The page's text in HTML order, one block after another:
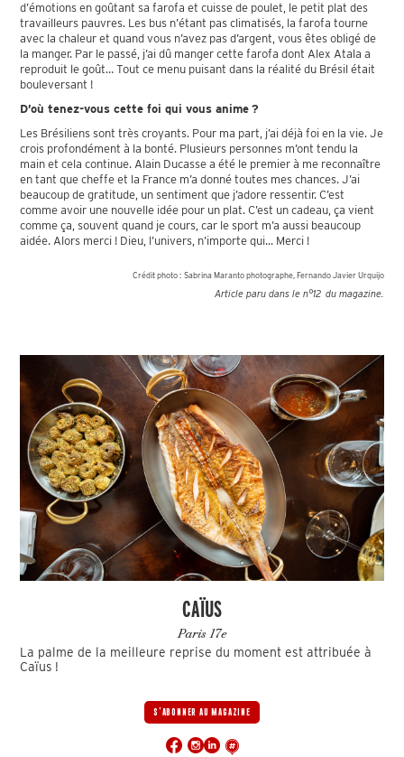
d’émotions en goûtant sa farofa et cuisse de poulet, le petit plat des
travailleurs pauvres. Les bus n’étant pas climatisés, la farofa tourne
avec la chaleur et quand vous n’avez pas d’argent, vous êtes obligé de
la manger. Par le passé, j’ai dû manger cette farofa dont Alex Atala a
reproduit le goût… Tout ce menu puisant dans la réalité du Brésil était
bouleversant !
D’où tenez-vous cette foi qui vous anime ?
Les Brésiliens sont très croyants. Pour ma part, j’ai déjà foi en la vie. Je
crois profondément à la bonté. Plusieurs personnes m’ont tendu la
main et cela continue. Alain Ducasse a été le premier à me reconnaître
en tant que cheffe et la France m’a donné toutes mes chances. J’ai
beaucoup de gratitude, un sentiment que j’adore ressentir. C’est
comme avoir une nouvelle idée pour un plat. C’est un cadeau, ça vient
comme ça, souvent quand je cours, car le sport m’a aussi beaucoup
aidée. Alors merci ! Dieu, l’univers, n’importe qui... Merci !
Crédit photo : Sabrina Maranto photographe, Fernando Javier Urquijo
Article paru dans le n°12 du magazine.
CAÏUS
Paris 17e
La palme de la meilleure reprise du moment est attribuée à
Caïus !
S'ABONNER AU MAGAZINE